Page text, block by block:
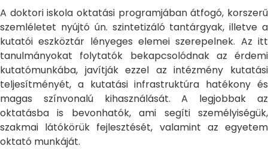
A doktori iskola oktatási programjában átfogó, korszerű
szemléletet nyújtó ún. szintetizáló tantárgyak, illetve a
kutatói eszköztár lényeges elemei szerepelnek. Az itt
tanulmányokat folytatók bekapcsolódnak az érdemi
kutatómunkába, javítják ezzel az intézmény kutatási
teljesítményét, a kutatási infrastruktúra hatékony és
magas színvonalú kihasználását. A legjobbak az
oktatásba is bevonhatók, ami segíti személyiségük,
szakmai látókörük fejlesztését, valamint az egyetem
oktató munkáját.